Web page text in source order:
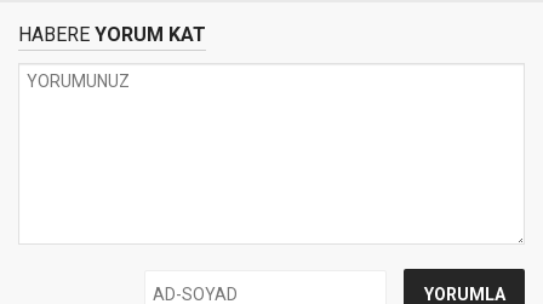
HABERE YORUM KAT